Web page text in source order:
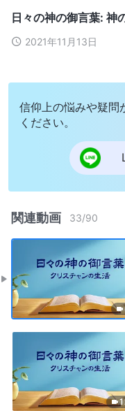
日々の神の御言葉: 神
2021年11月13日
信仰上の悩みや疑問
ください。
関連動画 33/90